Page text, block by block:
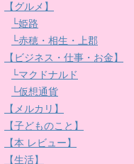
【グルメ】
└姫路
└赤穂・相生・上郡
【ビジネス・仕事・お金】
└マクドナルド
└仮想通貨
【メルカリ】
【子どものこと】
【本 レビュー】
【生活】